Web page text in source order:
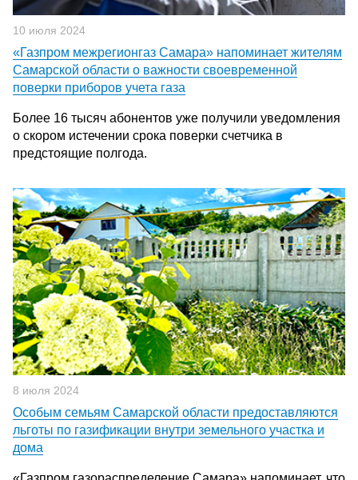
10 июля 2024
«Газпром межрегионгаз Самара» напоминает жителям
Самарской области о важности своевременной
поверки приборов учета газа
Более 16 тысяч абонентов уже получили уведомления
о скором истечении срока поверки счетчика в
предстоящие полгода.
8 июля 2024
Особым семьям Самарской области предоставляются
льготы по газификации внутри земельного участка и
дома